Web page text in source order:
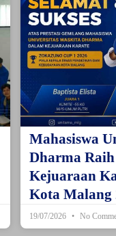
Mahasiswa
Dharma
Kejuaraan
Kota Malang
19/07/2026 No